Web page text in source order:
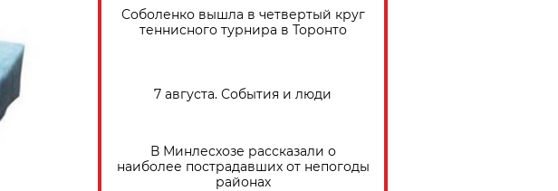
Соболенко вышла в четвертый круг
теннисного турнира в Торонто
7 августа. События и люди
В Минлесхозе рассказали о
наиболее пострадавших от непогоды
районах